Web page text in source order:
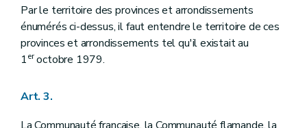
Art. 45
Art. 46
Art. 47
Art. 48
Art. 48
Art. 51
Par le territoire des provinces et arrondissements
énumérés ci-dessus, il faut entendre le territoire de ces
provinces et arrondissements tel qu'il existait au
1eroctobre 1979.
Art. 3.